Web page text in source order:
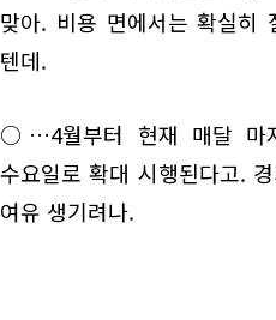
맞아. 비용 면에서는 확실히
텐데.
○…4월부터 현재 매달 마
수요일로 확대 시행된다고.
여유 생기려나.